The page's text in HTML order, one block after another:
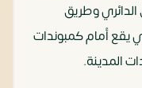
الدائري وطريق
يقع أمام كمبوندات
المدينة.